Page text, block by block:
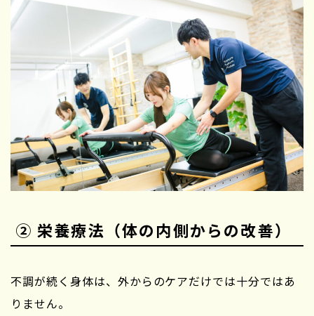
② 栄養療法（体の内側からの改善）
不調が続く身体は、外からのケアだけでは十分ではあ
りません。